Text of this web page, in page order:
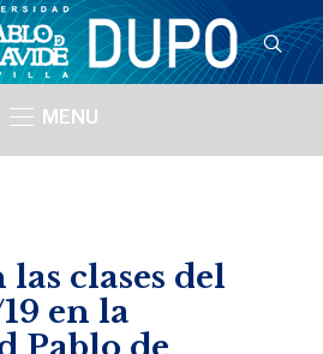
MENU
clases del
en la